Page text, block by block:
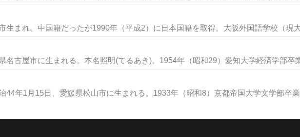
生まれ。中国籍だったが1990年（平成2）に日本国籍を取得。大阪外国語学校（現
名古屋市に生まれる。本名照明(てるあき)。1954年（昭和29）愛知大学経済学部卒
44年1月15日、愛媛県松山市に生まれる。1933年（昭和8）京都帝国大学文学部卒